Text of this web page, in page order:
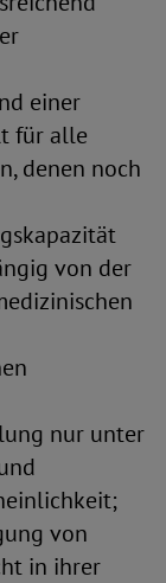
einer
für alle
denen noch
von der
nur unter
von
in ihrer